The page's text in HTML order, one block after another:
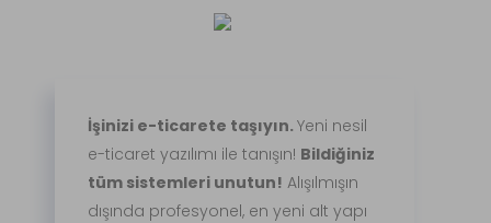
İşinizi e-ticarete taşıyın. Yeni nesil
e-ticaret yazılımı ile tanışın! Bildiğiniz
tüm sistemleri unutun! Alışılmışın
dışında profesyonel, en yeni alt yapı